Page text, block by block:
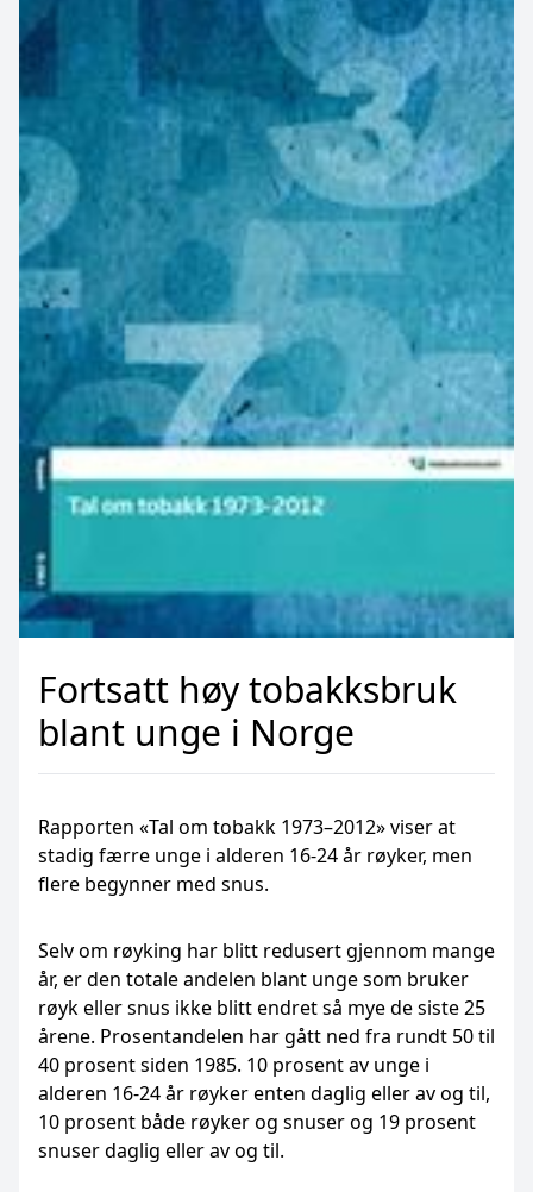
Fortsatt høy tobakksbruk
blant unge i Norge
Rapporten «Tal om tobakk 1973–2012» viser at
stadig færre unge i alderen 16-24 år røyker, men
flere begynner med snus.
Selv om røyking har blitt redusert gjennom mange
år, er den totale andelen blant unge som bruker
røyk eller snus ikke blitt endret så mye de siste 25
årene. Prosentandelen har gått ned fra rundt 50 til
40 prosent siden 1985. 10 prosent av unge i
alderen 16-24 år røyker enten daglig eller av og til,
10 prosent både røyker og snuser og 19 prosent
snuser daglig eller av og til.